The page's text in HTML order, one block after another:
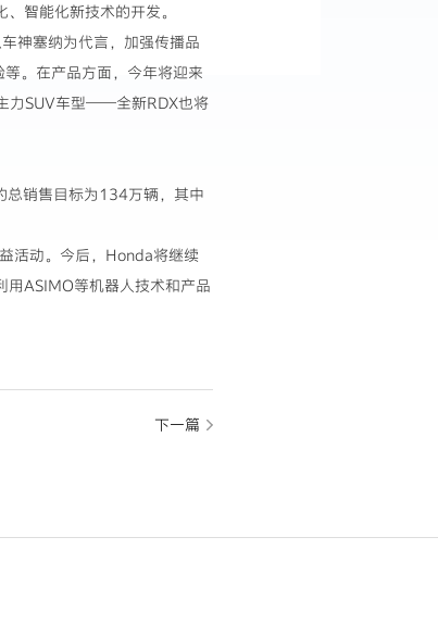
智能化新技术的开发。
神塞纳为代言，加强传播品
。在产品方面，今年将迎来
力SUV车型——全新RDX也将
销售目标为134万辆，其中
活动。今后，Honda将继续
用ASIMO等机器人技术和产品
下一篇